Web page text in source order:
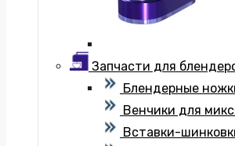
Запчасти для
Блендерные
Венчики для
Вставки-